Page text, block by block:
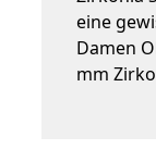
eine
Damen
mm